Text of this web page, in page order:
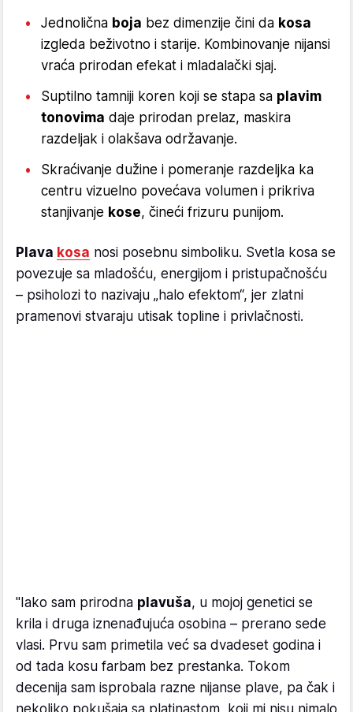
Jednolična boja bez dimenzije čini da kosa
izgleda beživotno i starije. Kombinovanje nijansi
vraća prirodan efekat i mladalački sjaj.
Suptilno tamniji koren koji se stapa sa plavim
tonovima daje prirodan prelaz, maskira
razdeljak i olakšava održavanje.
Skraćivanje dužine i pomeranje razdeljka ka
centru vizuelno povećava volumen i prikriva
stanjivanje kose, čineći frizuru punijom.
Plava kosa nosi posebnu simboliku. Svetla kosa se
povezuje sa mladošću, energijom i pristupačnošću
– psiholozi to nazivaju „halo efektom“, jer zlatni
pramenovi stvaraju utisak topline i privlačnosti.
"Iako sam prirodna plavuša, u mojoj genetici se
krila i druga iznenađujuća osobina – prerano sede
vlasi. Prvu sam primetila već sa dvadeset godina i
od tada kosu farbam bez prestanka. Tokom
decenija sam isprobala razne nijanse plave, pa čak i
nekoliko pokušaja sa platinastom, koji mi nisu nimalo